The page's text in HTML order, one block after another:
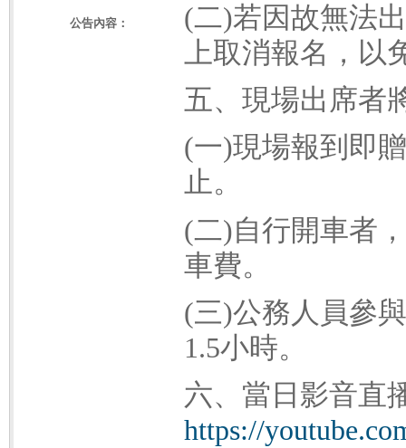
公告內容：
(二)若因故無法
上取消報名，以
五、現場出席者
(一)現場報到即
止。
(二)自行開車者
車費。
(三)公務人員參
1.5小時。
六、當日影音直
https://